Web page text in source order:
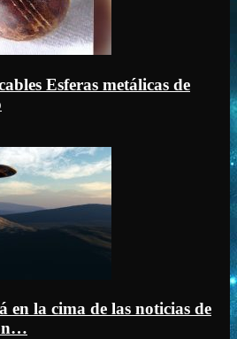
Esferas metálicas de
en la cima de las noticias de